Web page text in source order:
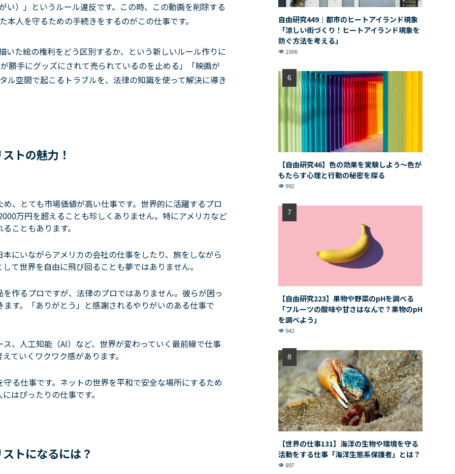
い）」というルール違反です。この時、この動画を削除する
人を守るための手続きをするのがこの仕事です。
いた絵の権利をどう区別するか、という新しいルール作りに
勝手にグッズにされて売られているのを止める」「映画が
ル空間で起こるトラブルを、法律の知識を使って解決に導き
トの魅力！
、とても市場価値が高い仕事です。世界的に活躍するプロ
万円を超えることも珍しくありません。特にアメリカなど
こともあります。
にいながらアメリカの会社の仕事をしたり、旅をしながら
て世界を自由に飛び回ることも夢ではありません。
作るプロですが、法律のプロではありません。彼らが困っ
す。「ありがとう」と感謝されるやりがいのある仕事で
、人工知能（AI）など、世界が変わっていく最前線で仕事
ていくワクワク感があります。
る仕事です。ネットの世界を平和で安全な場所にするため
はぴったりの仕事です。
トになるには？
自由研究449｜都市のヒートアイランド現象
「涼しい街づくり！ヒートアイランド現象を
防ぐ方法を考える」
1006
【自由研究46】色の効果を実験しよう〜色が
もたらす心理と行動の秘密を探る
992
【自由研究223】果物や野菜のpHを調べる
「フルーツの酸味や甘さはなんで？果物のpH
を調べよう」
942
【世界の仕事131】海洋の生物や環境を守る
活動をする仕事「海洋生態系保護者」とは？
897